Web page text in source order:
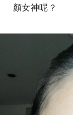
顏女神呢？